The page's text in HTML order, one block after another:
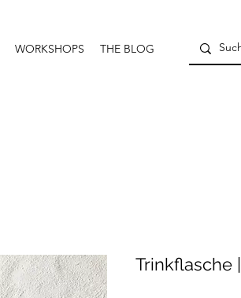
WORKSHOPS THE BLOG
Trinkflasche